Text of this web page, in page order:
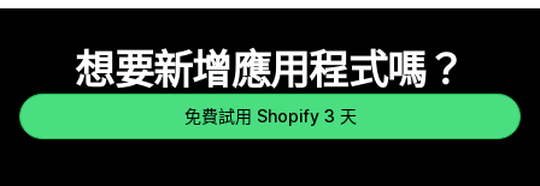
想要新增應用程式嗎？
免費試用 Shopify 3 天